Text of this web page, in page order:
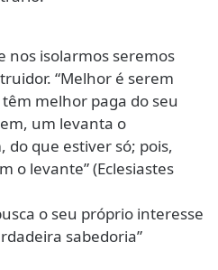
nos isolarmos seremos
“Melhor é serem
melhor paga do seu
um levanta o
que estiver só; pois,
o levante” (Eclesiastes
o seu próprio interesse
sabedoria”